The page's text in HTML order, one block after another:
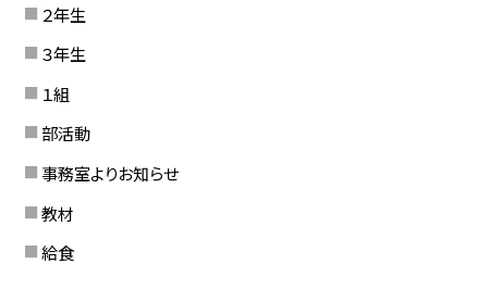
２年生
３年生
１組
部活動
事務室よりお知らせ
教材
給食